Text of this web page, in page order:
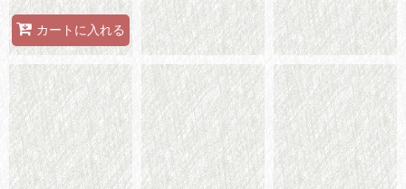
カートに入れる